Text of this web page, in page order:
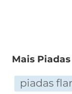
num dia
quente.
Mais Piadas
piadas